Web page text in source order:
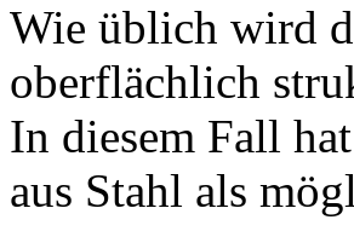
Wie üblich wird
oberflächlich
In diesem Fall
aus Stahl als